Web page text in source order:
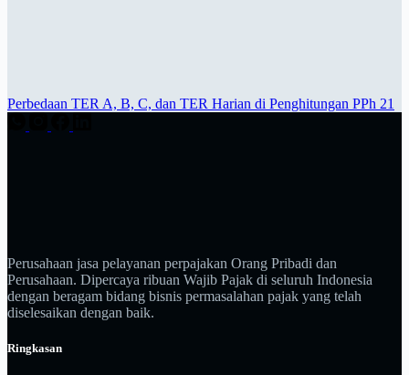
Perbedaan TER A, B, C, dan TER Harian di Penghitungan PPh 21
Perusahaan jasa pelayanan perpajakan Orang Pribadi dan
Perusahaan. Dipercaya ribuan Wajib Pajak di seluruh Indonesia
dengan beragam bidang bisnis permasalahan pajak yang telah
diselesaikan dengan baik.
Ringkasan